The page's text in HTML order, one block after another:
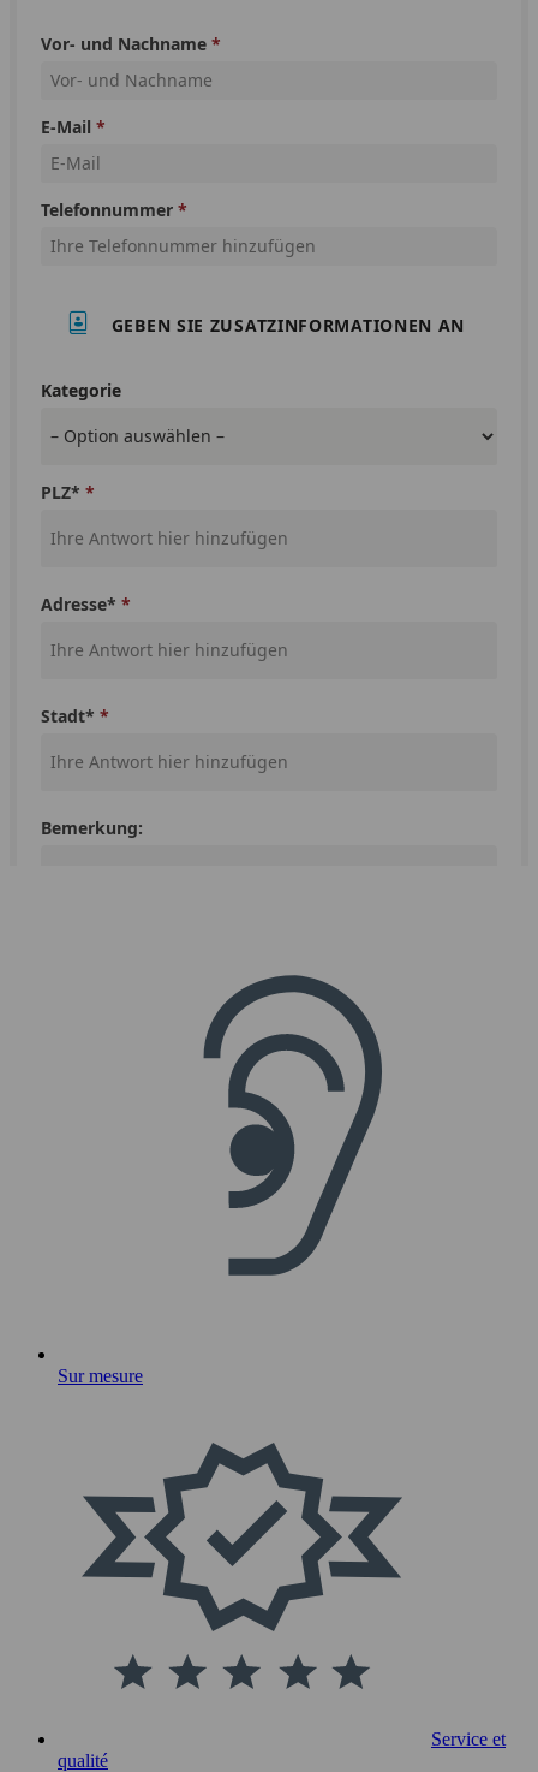
Sur mesure
Service et
qualité